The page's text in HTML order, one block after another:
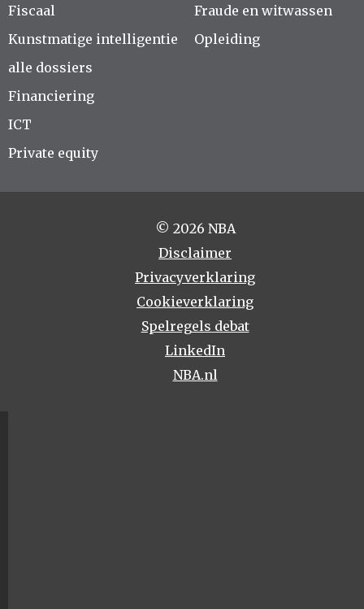
Fiscaal
Kunstmatige intelligentie
alle dossiers
Fraude en witwassen
Opleiding
Financiering
ICT
Private equity
© 2026 NBA
Disclaimer
Privacyverklaring
Cookieverklaring
Spelregels debat
LinkedIn
NBA.nl